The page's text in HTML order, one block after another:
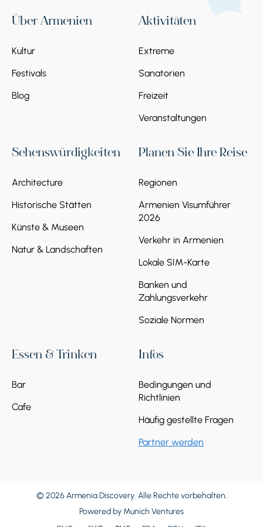
Über Armenien
Kultur
Festivals
Blog
Aktivitäten
Extreme
Sanatorien
Freizeit
Veranstaltungen
Sehenswürdigkeiten
Architecture
Historische Stätten
Künste & Museen
Natur & Landschaften
Planen Sie Ihre Reise
Regionen
Armenien Visumführer
2026
Verkehr in Armenien
Lokale SIM-Karte
Banken und
Zahlungsverkehr
Soziale Normen
Essen & Trinken
Bar
Cafe
Infos
Bedingungen und
Richtlinien
Häufig gestellte Fragen
Partner werden
© 2026 Armenia Discovery. Alle Rechte vorbehalten.
Powered by Munich Ventures